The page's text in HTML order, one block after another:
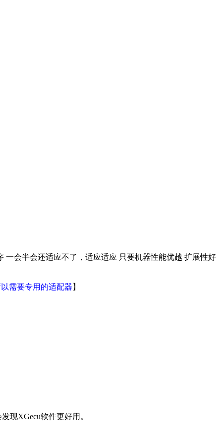
一会半会还适应不了，适应适应 只要机器性能优越 扩展性好
需要专用的适配器 】
现XGecu软件更好用。